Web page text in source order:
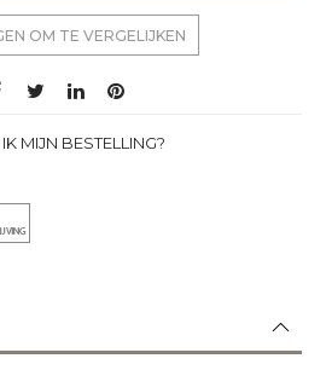
OM TE VERGELIJKEN
MIJN BESTELLING?